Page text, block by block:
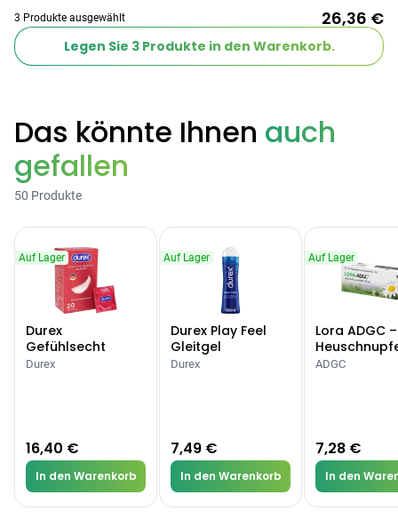
pH-Wert-
Stabilisierung
12,89 €
ARZNEIMITTEL & GESUNDHEIT
Hametum
& Juckreiz
Nach Marke kaufen
3 Produkte ausgewählt 26,36 €
Legen Sie 3Produkte in den Warenkorb.
Das könnte Ihnen auch
gefallen
50 Produkte
Auf Lager
Durex
Gefühlsecht
Classic Kondome
Durex
16,40 €
In den Warenkorb
Auf Lager
Durex Play Feel
Gleitgel
Durex
7,49 €
In den Warenkorb
Auf Lager
Lora ADGC
Allergien
ADGC
7,28 €
In den